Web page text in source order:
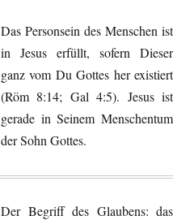
Das Personsein des Menschen ist
in Jesus erfüllt, sofern Dieser
ganz vom Du Gottes her existiert
(Röm 8:14; Gal 4:5). Jesus ist
gerade in Seinem Menschentum
der Sohn Gottes.
Der Begriff des Glaubens: das